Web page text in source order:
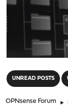
UNREAD POSTS
OPNsense Forum ►